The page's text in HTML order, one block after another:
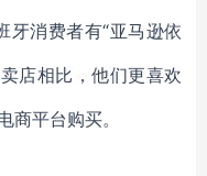
牙消费者有“亚马逊依
店相比，他们更喜欢
商平台购买。